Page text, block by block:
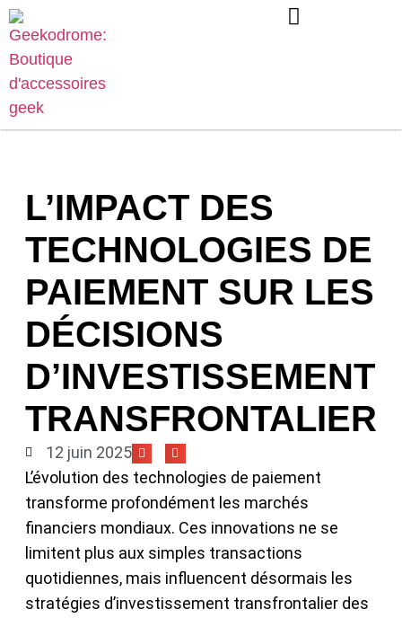
L’IMPACT DES
TECHNOLOGIES DE
PAIEMENT SUR LES
DÉCISIONS
D’INVESTISSEMENT
TRANSFRONTALIER
12 juin 2025
L’évolution des technologies de paiement
transforme profondément les marchés
financiers mondiaux. Ces innovations ne se
limitent plus aux simples transactions
quotidiennes, mais influencent désormais les
stratégies d’investissement transfrontalier des